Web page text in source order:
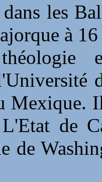
les
à
Mexique.
de
de